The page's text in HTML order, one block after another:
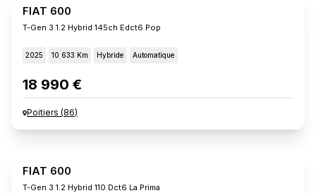
FIAT 600
T-Gen 3 1.2 Hybrid 145ch Edct6 Pop
2025 10 633 Km Hybride Automatique
18 990 €
Poitiers (86)
FIAT 600
T-Gen 3 1.2 Hybrid 110 Dct6 La Prima